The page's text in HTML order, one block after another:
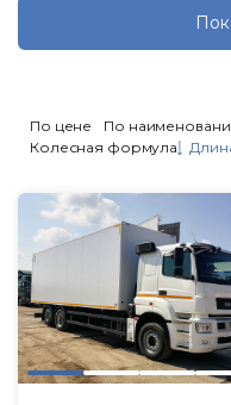
По цене По
Колесная формула